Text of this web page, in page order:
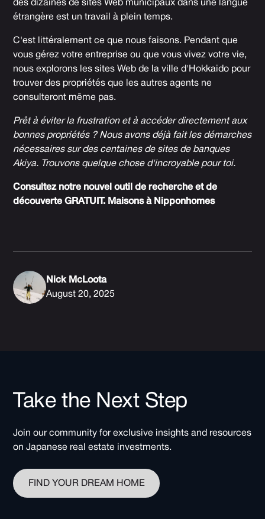
des dizaines de sites Web municipaux dans une langue
étrangère est un travail à plein temps.
C'est littéralement ce que nous faisons. Pendant que
vous gérez votre entreprise ou que vous vivez votre vie,
nous explorons les sites Web de la ville d'Hokkaido pour
trouver des propriétés que les autres agents ne
consulteront même pas.
Prêt à éviter la frustration et à accéder directement aux
bonnes propriétés ? Nous avons déjà fait les démarches
nécessaires sur des centaines de sites de banques
Akiya. Trouvons quelque chose d'incroyable pour toi.
Consultez notre nouvel outil de recherche et de
découverte GRATUIT. Maisons à Nipponhomes
Nick McLoota
August 20, 2025
Take the Next Step
Join our community for exclusive insights and resources
on Japanese real estate investments.
FIND YOUR DREAM HOME